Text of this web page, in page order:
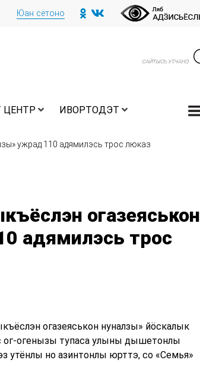
Юан сётоно
ЦЕНТР ИВОРТОДЭТ
ужрад 110 адямилэсь трос люказ
огазеяськон
адямилэсь трос
огазеяськон нуналзы» йӧскалык
ог-огенызы тупаса улыны дышетонлы
утёнлы но азинтонлы юрттэ, со «Семья»